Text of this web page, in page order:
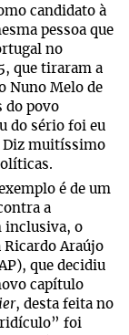
candidato à
pessoa que
no
que tiraram a
Nuno Melo de
do povo
do sério foi eu
Diz muitíssimo
é de um
a
inclusiva, o
Araújo
que decidiu
capítulo
, desta feita no
foi